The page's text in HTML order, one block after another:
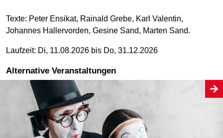
Texte: Peter Ensikat, Rainald Grebe, Karl Valentin,
Johannes Hallervorden, Gesine Sand, Marten Sand.
Laufzeit: Di, 11.08.2026 bis Do, 31.12.2026
Alternative Veranstaltungen